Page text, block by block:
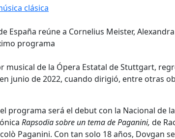
clásica
musical de la Ópera Estatal de Stuttgart,
junio de 2022, cuando dirigió, entre otras
programa será el debut con la Nacional de
Rapsodia sobre un tema de Paganini, de
Paganini. Con tan solo 18 años, Dovgan